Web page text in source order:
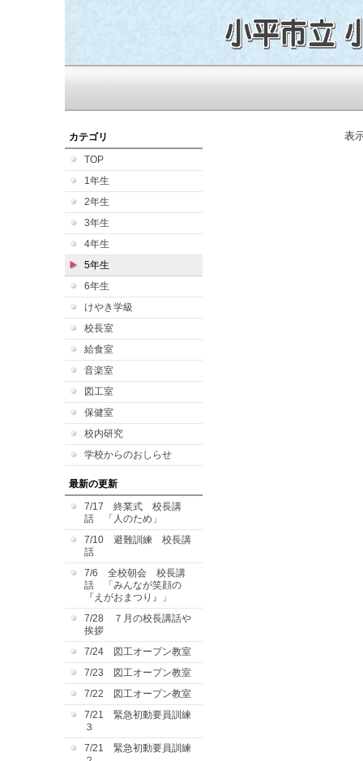
カテゴリ
TOP
1年生
2年生
3年生
4年生
5年生
6年生
けやき学級
校長室
給食室
音楽室
図工室
保健室
校内研究
学校からのおしらせ
最新の更新
7/17 終業式 校長講
話 「人のため」
7/10 避難訓練 校長講
話
7/6 全校朝会 校長講
話 「みんなが笑顔の
『えがおまつり』」
7/28 ７月の校長講話や
挨拶
7/24 図工オープン教室
7/23 図工オープン教室
7/22 図工オープン教室
7/21 緊急初動要員訓練
３
7/21 緊急初動要員訓練
表